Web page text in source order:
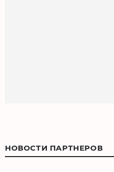
НОВОСТИ ПАРТНЕРОВ